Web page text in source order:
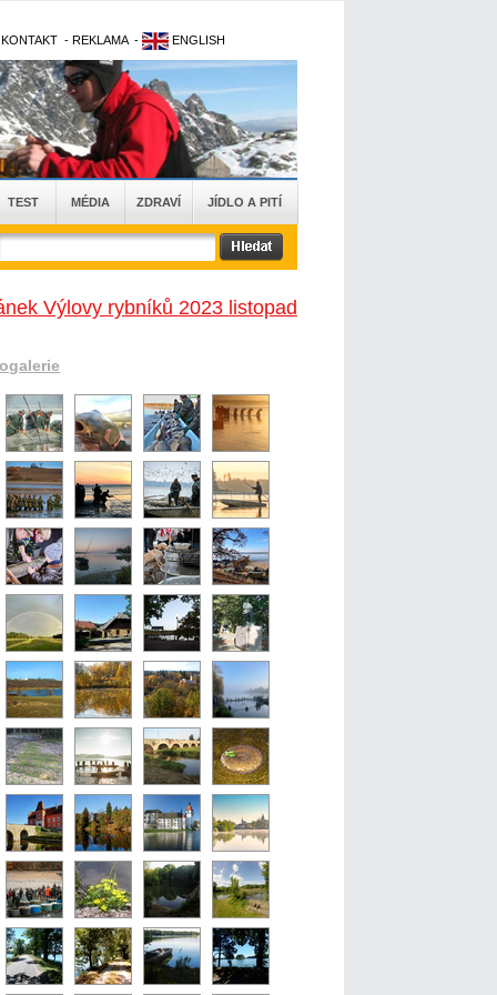
KONTAKT - REKLAMA - ENGLISH
TEST MÉDIA ZDRAVÍ JÍDLO A PITÍ
Výlovy rybníků 2023 listopad